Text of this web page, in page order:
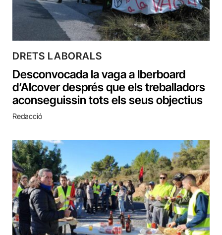
DRETS LABORALS
Desconvocada la vaga a Iberboard
d’Alcover després que els treballadors
aconseguissin tots els seus objectius
Redacció